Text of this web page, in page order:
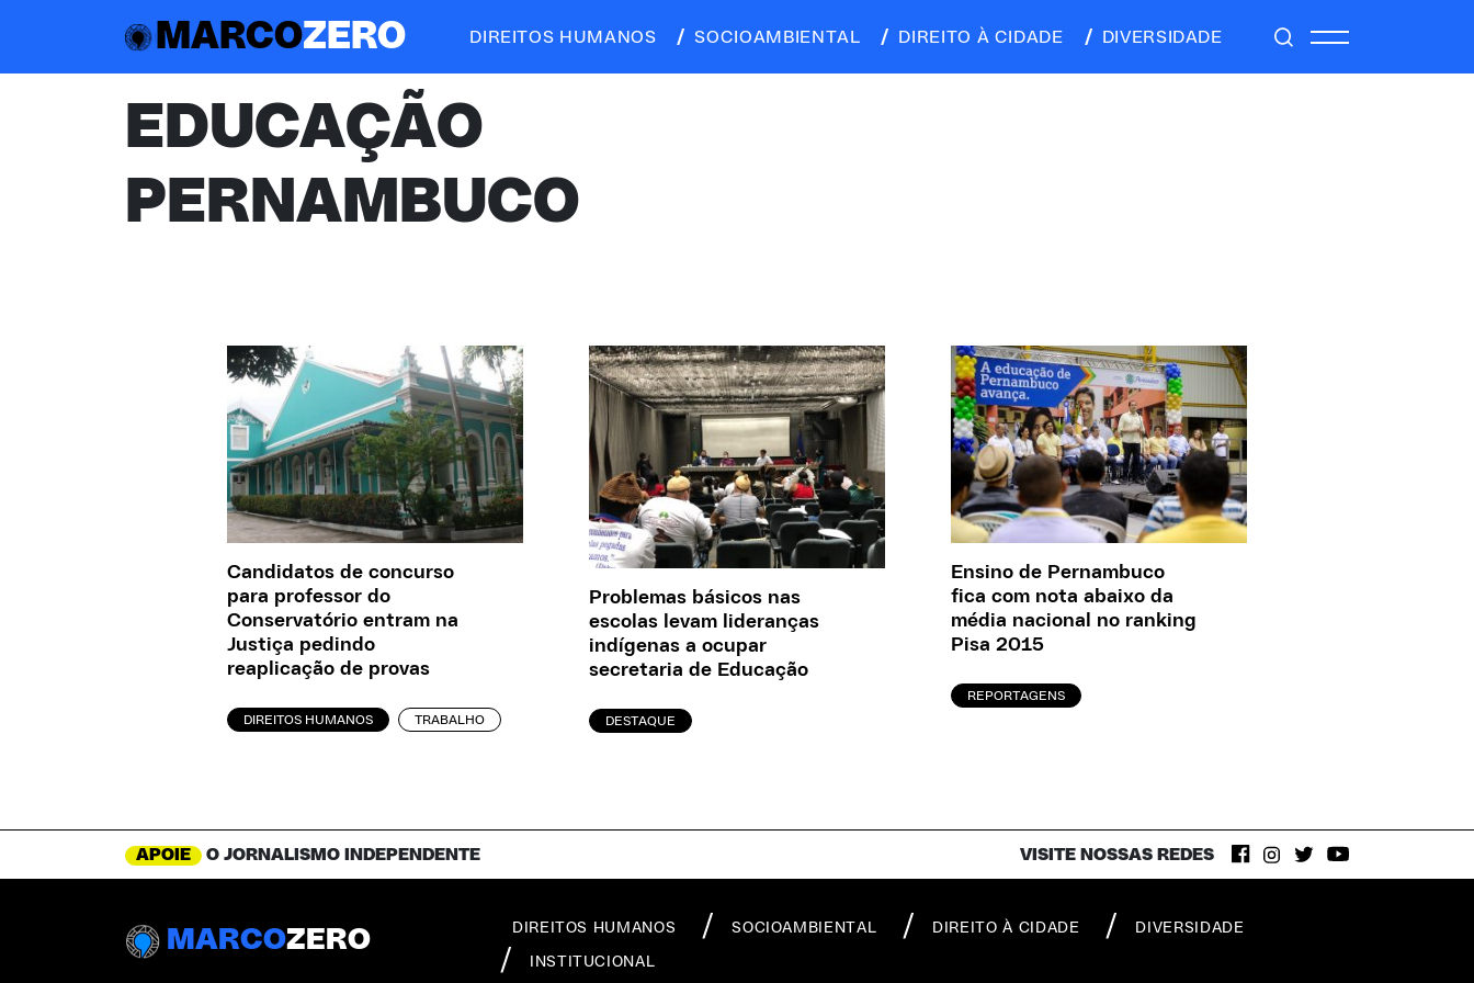
MARCOZERO DIREITOS HUMANOS SOCIOAMBIENTAL DIREITO À CIDADE DIVERSIDADE
EDUCAÇÃO
PERNAMBUCO
Candidatos de concurso
para professor do
Conservatório entram na
Justiça pedindo
reaplicação de provas
DIREITOS HUMANOS TRABALHO
Problemas básicos nas
escolas levam lideranças
indígenas a ocupar
secretaria de Educação
DESTAQUE
Ensino de Pernambuco
fica com nota abaixo da
média nacional no ranking
Pisa 2015
REPORTAGENS
APOIE O JORNALISMO INDEPENDENTE VISITE NOSSAS REDES
MARCOZERO DIREITOS HUMANOS SOCIOAMBIENTAL DIREITO À CIDADE DIVERSIDADE
INSTITUCIONAL